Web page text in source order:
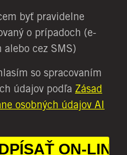
byť pravidelne
o prípadoch (e-
alebo cez SMS)
so spracovaním
údajov podľa Zásad
osobných údajov AI